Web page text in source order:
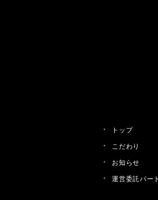
トップ
こだわり
お知らせ
運営委託パー